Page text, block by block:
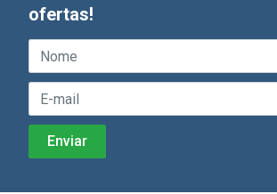
ofertas!